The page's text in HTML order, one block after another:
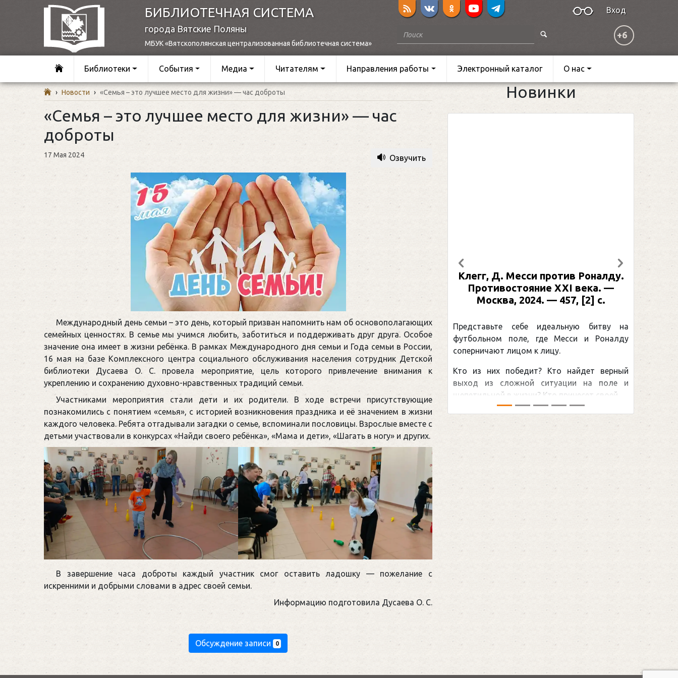
БИБЛИОТЕЧНАЯ СИСТЕМА
города Вятские Поляны
МБУК «Вятскополянская централизованная библиотечная система»
Вход
+6
Библиотеки События Медиа Читателям Направления работы Электронный каталог О нас
› Новости › «Семья – это лучшее место для жизни» — час доброты
«Семья – это лучшее место для жизни» — час
доброты
17 Мая 2024 Озвучить
Международный день семьи – это день, который призван напомнить нам об основополагающих
семейных ценностях. В семье мы учимся любить, заботиться и поддерживать друг друга. Особое
значение она имеет в жизни ребёнка. В рамках Международного дня семьи и Года семьи в России,
16 мая на базе Комплексного центра социального обслуживания населения сотрудник Детской
библиотеки Дусаева О. С. провела мероприятие, цель которого привлечение внимания к
укреплению и сохранению духовно-нравственных традиций семьи.
Участниками мероприятия стали дети и их родители. В ходе встречи присутствующие
познакомились с понятием «семья», с историей возникновения праздника и её значением в жизни
каждого человека. Ребята отгадывали загадки о семье, вспоминали пословицы. Взрослые вместе с
детьми участвовали в конкурсах «Найди своего ребёнка», «Мама и дети», «Шагать в ногу» и других.
В завершение часа доброты каждый участник смог оставить ладошку — пожелание с
искренними и добрыми словами в адрес своей семьи.
Информацию подготовила Дусаева О. С.
Обсуждение записи 0
Новинки
Клегг, Д. Месси против Роналду.
Противостояние XXI века. —
Москва, 2024. — 457, [2] с.
Представьте себе идеальную битву на
футбольном поле, где Месси и Роналду
соперничают лицом к лицу.
Кто из них победит? Кто найдет верный
выход из сложной ситуации на поле и
щепетильной в жизни? Кто принесет своей ...
Предыдущий Следующий